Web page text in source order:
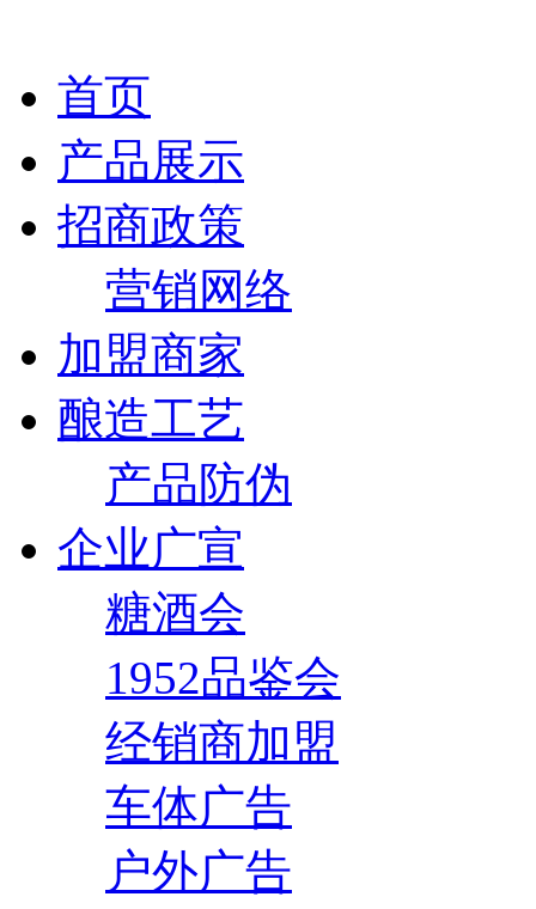
首页
产品展示
招商政策
营销网络
加盟商家
酿造工艺
产品防伪
企业广宣
糖酒会
1952品鉴会
经销商加盟
车体广告
户外广告